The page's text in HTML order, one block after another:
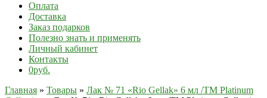
Оплата
Доставка
Заказ подарков
Полезно знать и применять
Личный кабинет
Контакты
0руб.
Главная » Товары » Лак № 71 «Rio Gellak» 6 мл /ТМ Platinum